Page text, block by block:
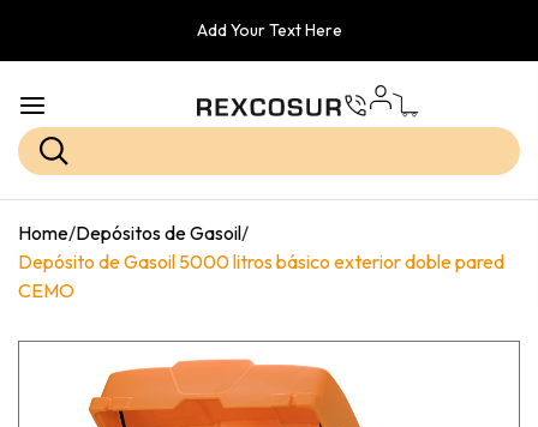
Add Your Text Here
Home/Depósitos de Gasoil/
Depósito de Gasoil 5000 litros básico exterior doble pared
CEMO